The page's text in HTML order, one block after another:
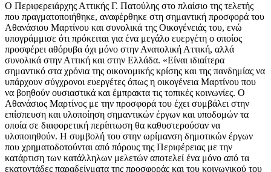
Ο Περιφερειάρχης Αττικής Γ. Πατούλης στο πλαίσιο της τελετής
που πραγματοποιήθηκε, αναφέρθηκε στη σημαντική προσφορά του
Αθανάσιου Μαρτίνου και συνολικά της Οικογένειάς του, ενώ
υπογράμμισε ότι πρόκειται για ένα μεγάλο ευεργέτη ο οποίος
προσφέρει αθόρυβα όχι μόνο στην Ανατολική Αττική, αλλά
συνολικά στην Αττική και στην Ελλάδα. «Είναι ιδιαίτερα
σημαντικό στα χρόνια της οικονομικής κρίσης και της πανδημίας να
υπάρχουν σύγχρονοι ευεργέτες όπως η οικογένεια Μαρτίνου που
να βοηθούν ουσιαστικά και έμπρακτα τις τοπικές κοινωνίες. Ο
Αθανάσιος Μαρτίνος με την προσφορά του έχει συμβάλει στην
επίσπευση και υλοποίηση σημαντικών έργων και υποδομών τα
οποία σε διαφορετική περίπτωση θα καθυστερούσαν να
υλοποιηθούν. Η συμβολή του στην ωρίμανση δημοτικών έργων
που χρηματοδοτούνται από πόρους της Περιφέρειας με την
κατάρτιση των κατάλληλων μελετών αποτελεί ένα μόνο από τα
εκατοντάδες παραδείγματα της προσφοράς και του κοινωνικού του